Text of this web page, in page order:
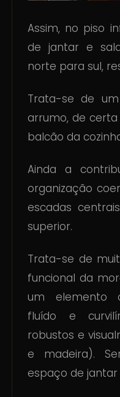
Assim, no piso
de jantar e
norte para sul,
Trata-se de
arrumo, de certa
balcão da
Ainda a
organização
escadas
superior.
Trata-se de
funcional da
um elemento
fluído e
robustos e
e madeira).
espaço de